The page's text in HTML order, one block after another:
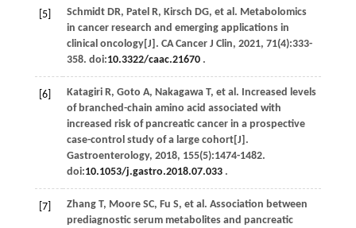
[5] Schmidt DR, Patel R, Kirsch DG, et al. Metabolomics
in cancer research and emerging applications in
clinical oncology[J]. CA Cancer J Clin, 2021, 71(4):333-
358. doi:10.3322/caac.21670.
[6] Katagiri R, Goto A, Nakagawa T, et al. Increased levels
of branched-chain amino acid associated with
increased risk of pancreatic cancer in a prospective
case-control study of a large cohort[J].
Gastroenterology, 2018, 155(5):1474-1482.
doi:10.1053/j.gastro.2018.07.033.
[7] Zhang T, Moore SC, Fu S, et al. Association between
prediagnostic serum metabolites and pancreatic